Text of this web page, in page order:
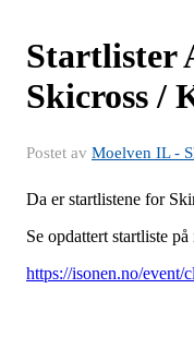
Startlister
Skicross /
Postet av Moelven IL -
Da er startlistene for
Se opdattert startliste på
https://isonen.no/